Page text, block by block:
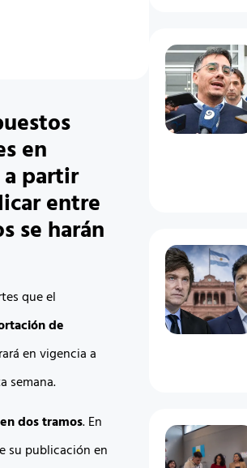
en
partir
entre
se harán
que el
de
en vigencia a
semana.
dos tramos. En
su publicación en